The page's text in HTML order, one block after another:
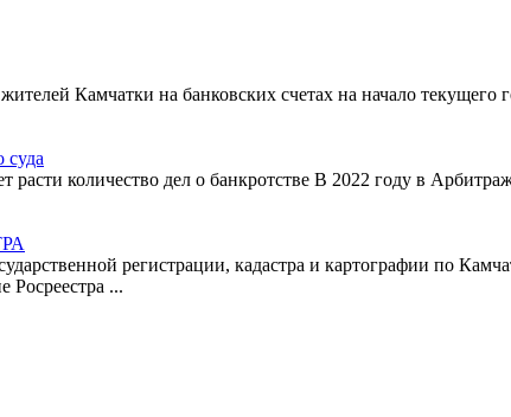
Камчатки на банковских счетах на начало текущего
суда
расти количество дел о банкротстве В 2022 году в
регистрации, кадастра и картографии по
Росреестра ...